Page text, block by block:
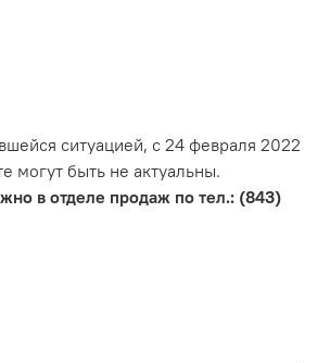
ситуацией, с 24 февраля 2022
могут быть не актуальны.
в отделе продаж по тел.: (843)